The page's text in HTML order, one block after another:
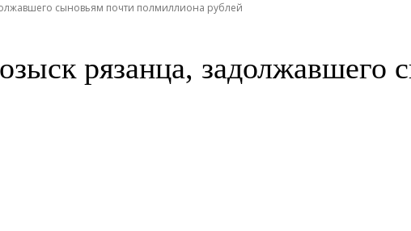
сыновьям почти полмиллиона рублей
рязанца, задолжавшего